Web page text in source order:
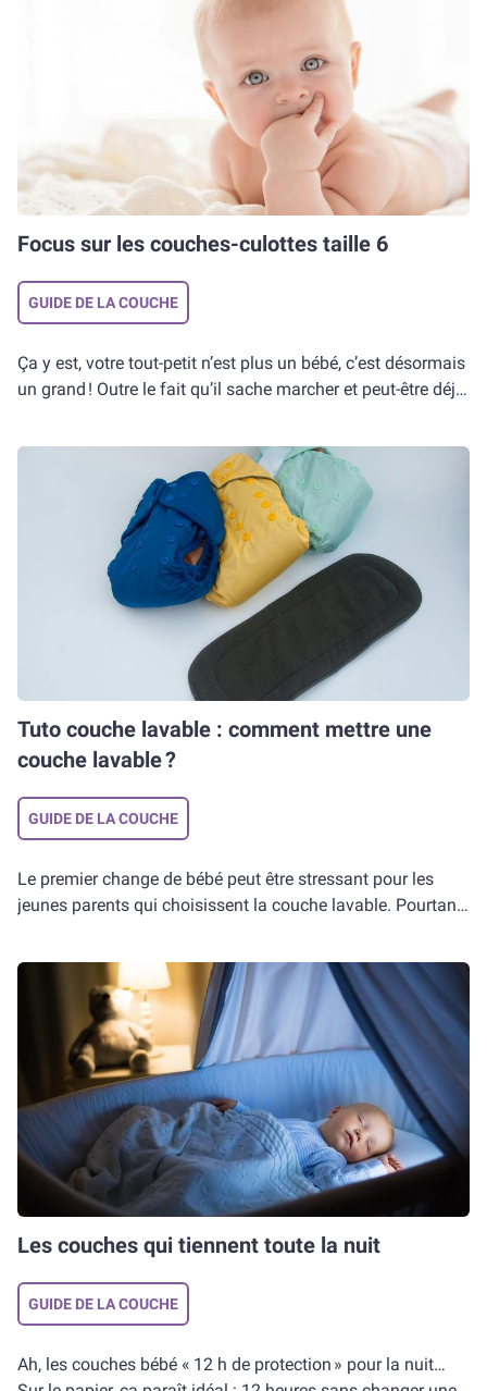
pour les bébés, et pensés pour les parents !
couches , couches-culottes, ainsi que les
produits d’hygiène bébé
Little Big Change
et recevez
gratuitement, tous les mois, votreabonnement de couches
bébé
, 100% flexible et sans engagement.
Le liniment, la crème de change lingettes bébéet le
gel lavant bébé
sont disponibles en complément de votre
abonnement aux couches,produitsindispensables pour la
toilette du bébé,
grimper. Cependant, avec les nombreuses marques
sachiez plus trop où donner de la tête. Comparer les prix,
oui, mais où trouver les meilleures offres ?
Focus sur les couches-culottes taille 6
GUIDE DE LA COUCHE
Ça y est, votre tout-petit n’est plus un bébé, c’est désormais
un grand ! Outre le fait qu’il sache marcher et peut-être déjà
pour vous rappeler à quel point le temps passe vite. Vous
en avez conscience, il va falloir passer à la taille supérieure
et vous procurer des couches-culottes de taille 6. Ça tombe
bien, on vous dit tout ici !
Tuto couche lavable : comment mettre une
couche lavable ?
GUIDE DE LA COUCHE
Le premier change de bébé peut être stressant pour les
jeunes parents qui choisissent la couche lavable. Pourtant,
explique tout, pas à pas.
Les couches qui tiennent toute la nuit
GUIDE DE LA COUCHE
Ah, les couches bébé « 12 h de protection » pour la nuit…